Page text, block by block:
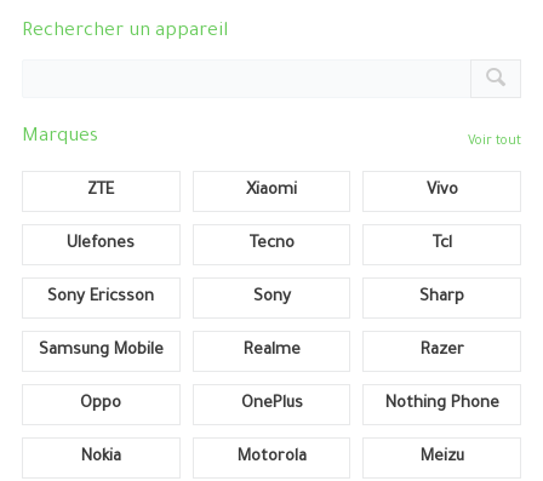
Rechercher un appareil
Marques Voir tout
ZTE Xiaomi Vivo
Ulefones Tecno Tcl
Sony Ericsson Sony Sharp
Samsung Mobile Realme Razer
Oppo OnePlus Nothing Phone
Nokia Motorola Meizu